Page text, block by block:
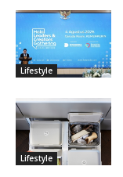
Lifestyle
Lifestyle